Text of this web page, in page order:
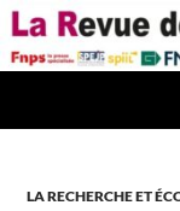
Aller
au
contenu
LA RECHERCHE ET